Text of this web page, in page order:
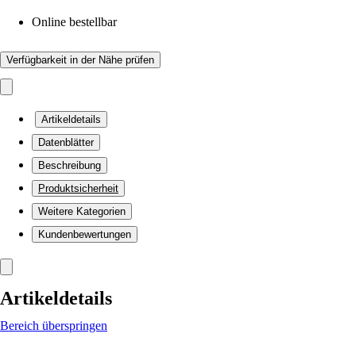
Online bestellbar
Verfügbarkeit in der Nähe prüfen
Artikeldetails
Datenblätter
Beschreibung
Produktsicherheit
Weitere Kategorien
Kundenbewertungen
Artikeldetails
Bereich überspringen